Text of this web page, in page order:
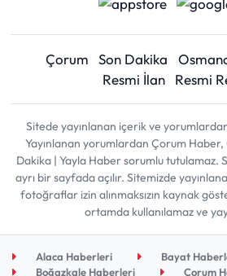
Çorum Son Dakika
Resmi İlan
Resmi
Sitede yayınlanan içerik ve
Yayınlanan yorumlardan Çorum
Dakika | Yayla Haber sorumlu tutulamaz.
ayrı bir sayfada açılır. Sitemizde
fotoğraflar izin alınmaksızın kaynak
ortamda kullanılamaz ve
Alaca Haberleri
Bayat
Boğazkale Haberleri
Çorum